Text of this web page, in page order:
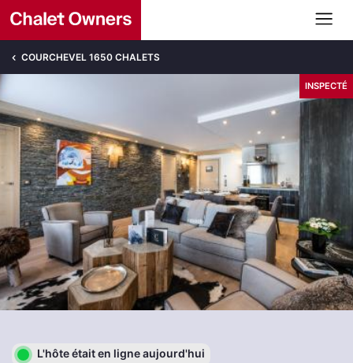
COURCHEVEL 1650 CHALETS
INSPECTÉ
L'hôte était en ligne aujourd'hui